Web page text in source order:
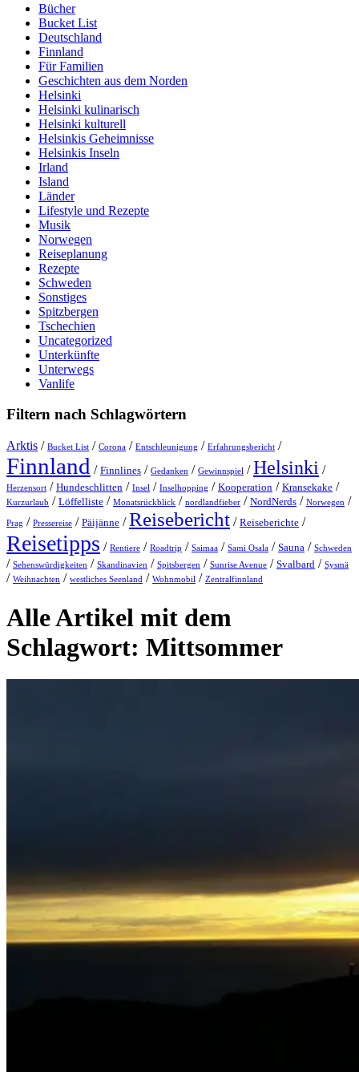
Bücher
Bucket List
Deutschland
Finnland
Für Familien
Geschichten aus dem Norden
Helsinki
Helsinki kulinarisch
Helsinki kulturell
Helsinkis Geheimnisse
Helsinkis Inseln
Irland
Island
Länder
Lifestyle und Rezepte
Musik
Norwegen
Reiseplanung
Rezepte
Schweden
Sonstiges
Spitzbergen
Tschechien
Uncategorized
Unterkünfte
Unterwegs
Vanlife
Filtern nach Schlagwörtern
Arktis / Bucket List / Corona / Entschleunigung / Erfahrungsbericht /
Finnland / Finnlines / Gedanken / Gewinnspiel /Helsinki /
Herzensort / Hundeschlitten / Insel / Inselhopping / Kooperation / Kransekake /
Kurzurlaub / Löffelliste / Monatsrückblick / nordlandfieber / NordNerds / Norwegen /
Prag / Pressereise / Päijänne /Reisebericht / Reiseberichte /
Reisetipps / Rentiere / Roadtrip / Saimaa / Sami Osala / Sauna / Schweden
/ Sehenswürdigkeiten / Skandinavien / Spitsbergen / Sunrise Avenue / Svalbard / Sysmä
/ Weihnachten / westliches Seenland / Wohnmobil / Zentralfinnland
Alle Artikel mit dem
Schlagwort: Mittsommer